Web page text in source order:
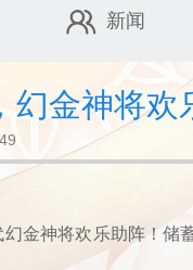
新闻
金神将欢
金神将欢乐助阵！储